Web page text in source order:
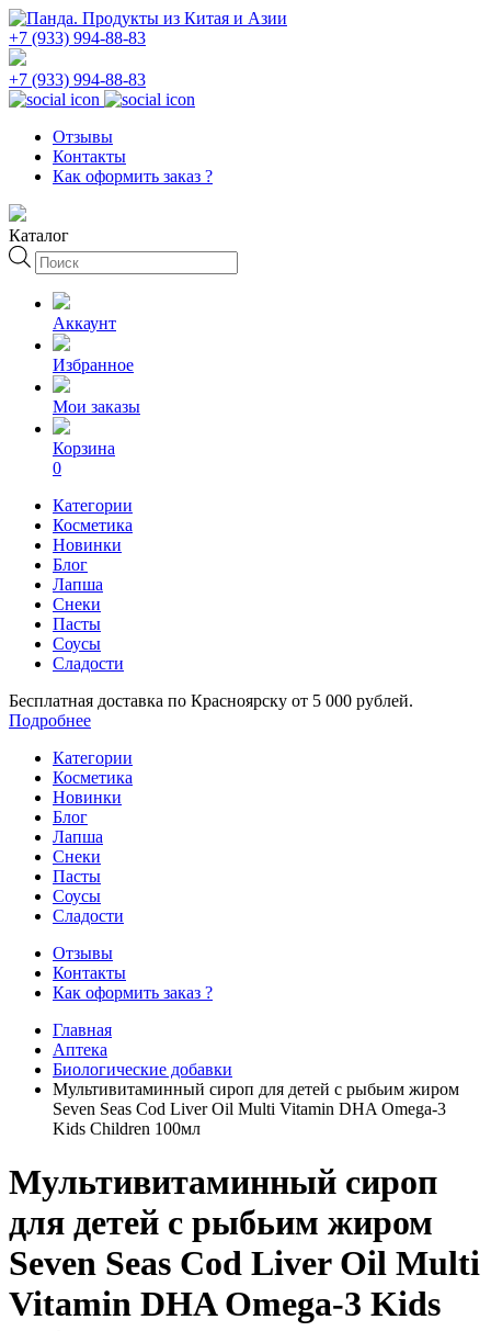
+7 (933) 994-88-83
+7 (933) 994-88-83
Отзывы
Контакты
Как оформить заказ ?
Каталог
Поиск
товаров
Аккаунт
Избранное
Мои заказы
Корзина
0
Категории
Косметика
Новинки
Блог
Лапша
Снеки
Пасты
Соусы
Сладости
Бесплатная доставка по Красноярску от 5 000 рублей.
Подробнее
Категории
Косметика
Новинки
Блог
Лапша
Снеки
Пасты
Соусы
Сладости
Отзывы
Контакты
Как оформить заказ ?
Главная
Аптека
Биологические добавки
Мультивитаминный сироп для детей с рыбьим жиром
Seven Seas Cod Liver Oil Multi Vitamin DHA Omega-3
Kids Children 100мл
Мультивитаминный сироп
для детей с рыбьим жиром
Seven Seas Cod Liver Oil Multi
Vitamin DHA Omega-3 Kids